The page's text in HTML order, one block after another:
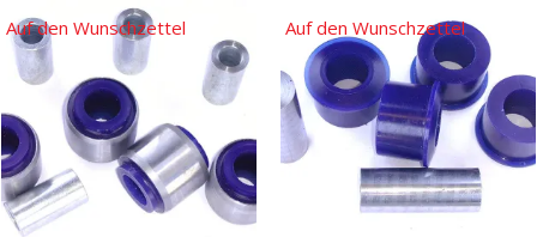
Auf den Wunschzettel Auf den Wunschzettel